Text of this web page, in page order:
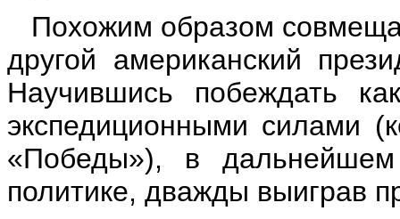
Похожим образом
другой американский
Научившись побеждать
экспедиционными силами
«Победы»), в
политике, дважды выиграв